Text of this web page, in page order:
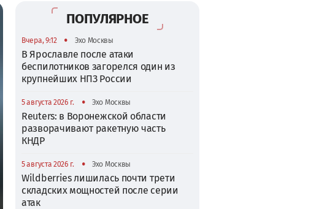
ПОПУЛЯРНОЕ
Вчера, 9:12 • Эхо Москвы
В Ярославле после атаки
беспилотников загорелся один из
крупнейших НПЗ России
5 августа 2026 г. • Эхо Москвы
Reuters: в Воронежской области
разворачивают ракетную часть
КНДР
5 августа 2026 г. • Эхо Москвы
Wildberries лишилась почти трети
складских мощностей после серии
атак